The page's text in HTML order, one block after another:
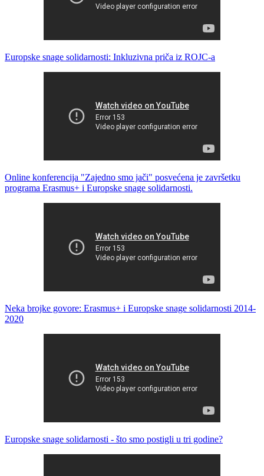
Europske snage solidarnosti: Inkluzivna priča iz ROJC-a
Online konferencija "Zajedno smo jači" posvećena je završetku
programa Erasmus+ i Europske snage solidarnosti.
Neka brojke govore: Erasmus+ i Europske snage solidarnosti 2014-
2020
Europske snage solidarnosti - što smo postigli u tri godine?